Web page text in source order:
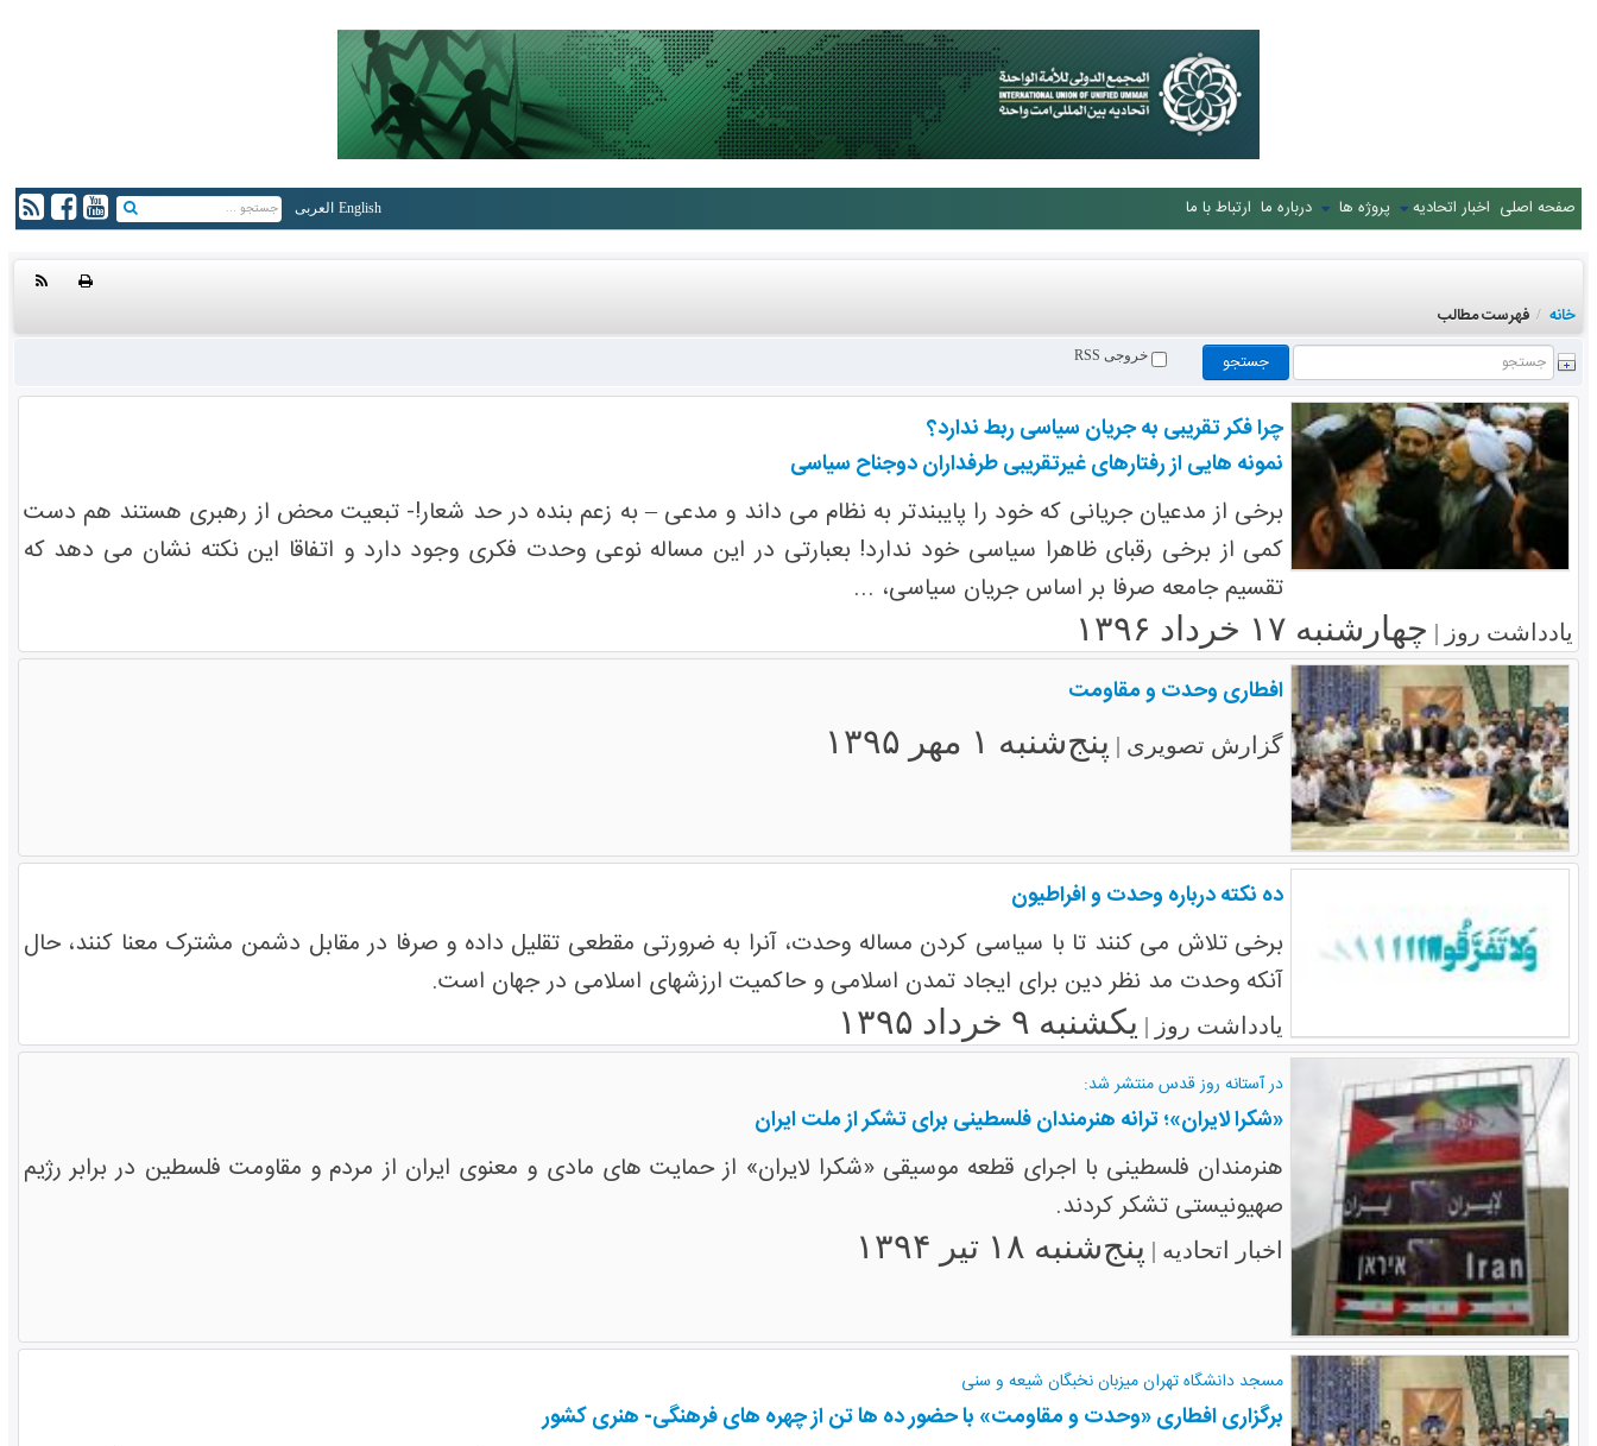
English العربی صفحه اصلی اخبار اتحادیه پروژه ها درباره ما ارتباط با ما
خانه / فهرست مطالب
خروجی RSS
چرا فکر تقریبی به جریان سیاسی ربط ندارد؟
نمونه هایی از رفتارهای غیرتقریبی طرفداران دوجناح سیاسی
برخی از مدعیان جریانی که خود را پایبندتر به نظام می داند و مدعی – به زعم بنده در حد شعار!- تبعیت محض از رهبری هستند هم دست
کمی از برخی رقبای ظاهرا سیاسی خود ندارد! بعبارتی در این مساله نوعی وحدت فکری وجود دارد و اتفاقا این نکته نشان می دهد که
تقسیم جامعه صرفا بر اساس جریان سیاسی، ...
یادداشت روز | چهارشنبه ۱۷ خرداد ۱۳۹۶
افطاری وحدت و مقاومت
گزارش تصویری | پنج‌شنبه ۱ مهر ۱۳۹۵
ده نکته درباره وحدت و افراطیون
برخی تلاش می کنند تا با سیاسی کردن مساله وحدت، آنرا به ضرورتی مقطعی تقلیل داده و صرفا در مقابل دشمن مشترک معنا کنند، حال
آنکه وحدت مد نظر دین برای ایجاد تمدن اسلامی و حاکمیت ارزشهای اسلامی در جهان است.
یادداشت روز | یکشنبه ۹ خرداد ۱۳۹۵
در آستانه روز قدس منتشر شد:
«شکرا لایران»؛ ترانه هنرمندان فلسطینی برای تشکر از ملت ایران
هنرمندان فلسطینی با اجرای قطعه موسیقی «شکرا لایران» از حمایت های مادی و معنوی ایران از مردم و مقاومت فلسطین در برابر رژیم
صهیونیستی تشکر کردند.
اخبار اتحادیه | پنج‌شنبه ۱۸ تیر ۱۳۹۴
مسجد دانشگاه تهران میزبان نخبگان شیعه و سنی
برگزاری افطاری «وحدت و مقاومت» با حضور ده ها تن از چهره های فرهنگی- هنری کشور